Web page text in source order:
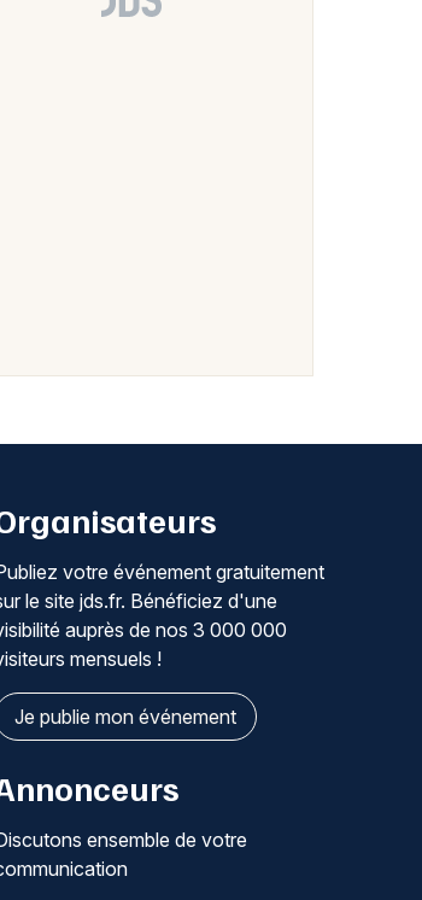
votre événement gratuitement
le site jds.fr. Bénéficiez d'une
auprès de nos 3 000 000
mensuels !
Je publie mon événement
ensemble de votre